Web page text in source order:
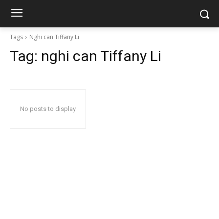
Tags Nghi can Tiffany Li
Tag: nghi can Tiffany Li
No posts to display